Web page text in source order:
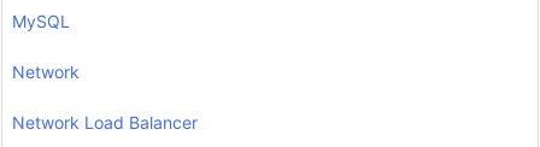
MySQL
Network
Network Load Balancer